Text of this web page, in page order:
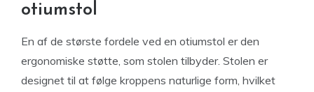
otiumstol
En af de største fordele ved en otiumstol er den
ergonomiske støtte, som stolen tilbyder. Stolen er
designet til at følge kroppens naturlige form, hvilket